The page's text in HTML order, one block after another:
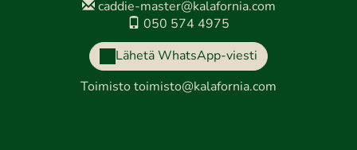
caddie-master@kalafornia.com
050 574 4975
Lähetä WhatsApp-viesti
Toimisto toimisto@kalafornia.com